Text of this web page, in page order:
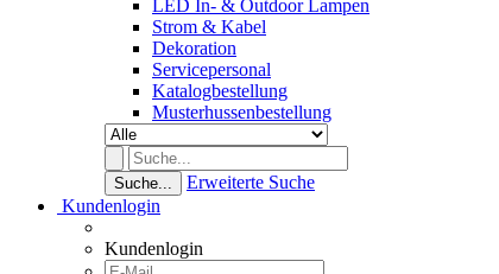
LED In- & Outdoor Lampen
Strom & Kabel
Dekoration
Servicepersonal
Katalogbestellung
Musterhussenbestellung
Suche...
Erweiterte Suche
Kundenlogin
Kundenlogin